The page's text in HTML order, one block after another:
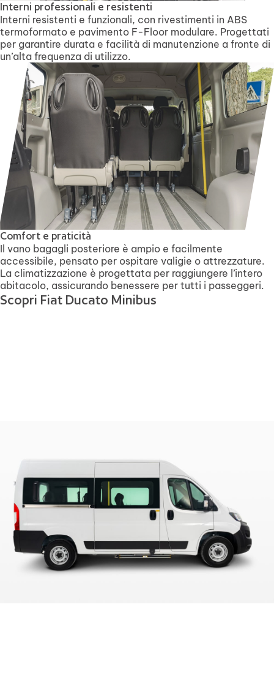
Interni professionali e resistenti
Interni resistenti e funzionali, con rivestimenti in ABS
termoformato e pavimento F-Floor modulare. Progettati
per garantire durata e facilità di manutenzione a fronte di
un’alta frequenza di utilizzo.
Comfort e praticità
Il vano bagagli posteriore è ampio e facilmente
accessibile, pensato per ospitare valigie o attrezzature.
La climatizzazione è progettata per raggiungere l’intero
abitacolo, assicurando benessere per tutti i passeggeri.
Scopri Fiat Ducato Minibus